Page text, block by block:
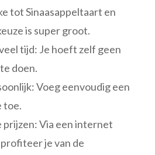
tot Sinaasappeltaart en
is super groot.
tijd: Je hoeft zelf geen
doen.
Voeg eenvoudig een
toe.
Via een internet
je van de